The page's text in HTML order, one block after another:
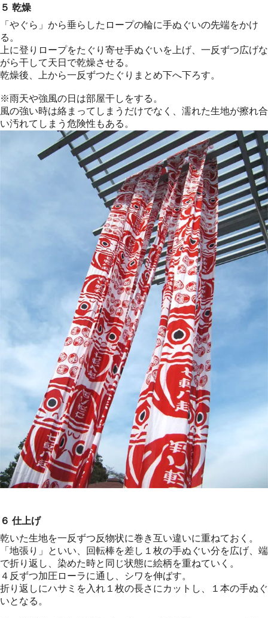
５ 乾燥
「やぐら」から垂らしたロープの輪に手ぬぐいの先端をかけ
る。
上に登りロープをたぐり寄せ手ぬぐいを上げ、一反ずつ広げな
がら干して天日で乾燥させる。
乾燥後、上から一反ずつたぐりまとめ下へ下ろす。
※雨天や強風の日は部屋干しをする。
風の強い時は絡まってしまうだけでなく、濡れた生地が擦れ合
い汚れてしまう危険性もある。
６ 仕上げ
乾いた生地を一反ずつ反物状に巻き互い違いに重ねておく。
「地張り」といい、回転棒を差し１枚の手ぬぐい分を広げ、端
で折り返し、染めた時と同じ状態に絵柄を重ねていく。
４反ずつ加圧ローラに通し、シワを伸ばす。
折り返しにハサミを入れ１枚の長さにカットし、１本の手ぬぐ
いとなる。